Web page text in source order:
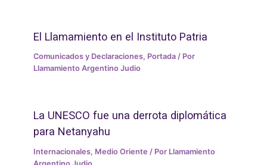
El Llamamiento en el Instituto Patria
Comunicados y Declaraciones, Portada / Por
Llamamiento Argentino Judio
La UNESCO fue una derrota diplomática
para Netanyahu
Internacionales, Medio Oriente / Por Llamamiento